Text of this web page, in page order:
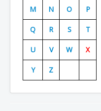
Doctrines
Batailles
Les As
Cahiers des As
M N O P
Q R S T
U V W X
Y Z